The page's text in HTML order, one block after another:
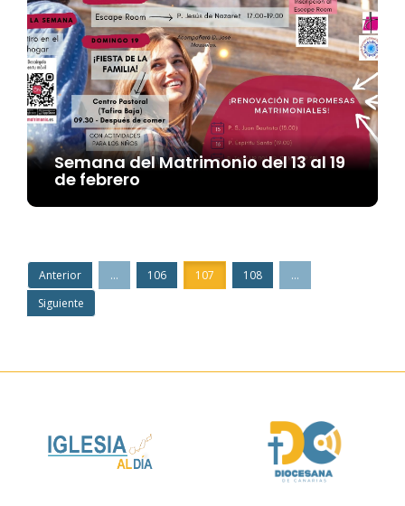
Semana del Matrimonio del 13 al 19
de febrero
Anterior ... 106 107 108
...
Siguiente